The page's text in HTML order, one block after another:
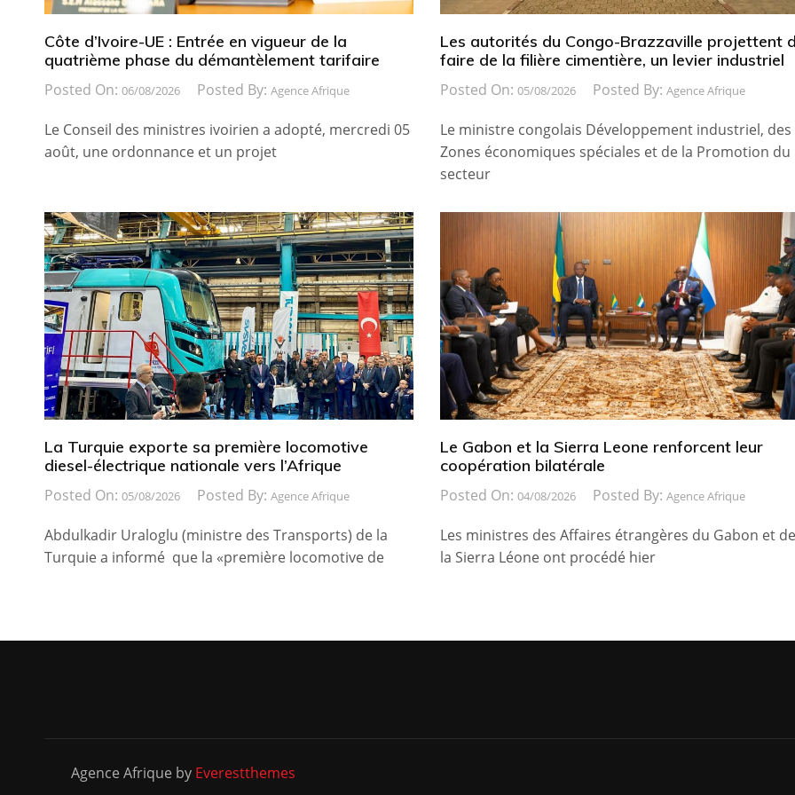
Côte d’Ivoire-UE : Entrée en vigueur de la
quatrième phase du démantèlement tarifaire
Posted On: 06/08/2026 Posted By: Agence Afrique
Le Conseil des ministres ivoirien a adopté, mercredi 05
août, une ordonnance et un projet
Les autorités du Congo-Brazzaville projettent
faire de la filière cimentière, un levier industriel
Posted On: 05/08/2026 Posted By: Agence Afrique
Le ministre congolais Développement industriel, des
Zones économiques spéciales et de la Promotion du
secteur
La Turquie exporte sa première locomotive
diesel-électrique nationale vers l’Afrique
Posted On: 05/08/2026 Posted By: Agence Afrique
Abdulkadir Uraloglu (ministre des Transports) de la
Turquie a informé que la «première locomotive de
Le Gabon et la Sierra Leone renforcent leur
coopération bilatérale
Posted On: 04/08/2026 Posted By: Agence Afrique
Les ministres des Affaires étrangères du Gabon et de
la Sierra Léone ont procédé hier
Agence Afrique by Everestthemes